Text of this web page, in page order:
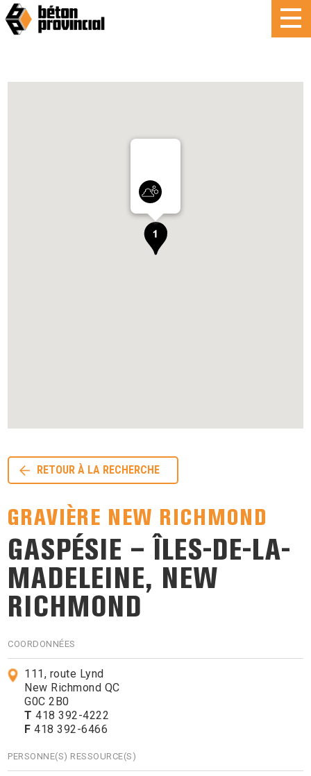
RETOUR À LA RECHERCHE
GRAVIÈRE NEW RICHMOND
GASPÉSIE – ÎLES-DE-LA-
MADELEINE, NEW
RICHMOND
COORDONNÉES
111, route Lynd
New Richmond QC
G0C 2B0
T 418 392-4222
F 418 392-6466
PERSONNE(S) RESSOURCE(S)